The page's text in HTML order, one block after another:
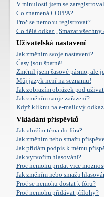
V minulosti jsem se
Co znamená COPPA?
Proč se nemohu registrovat?
Co dělá odkaz „Smazat všechny
Uživatelská nastavení
Jak změním svoje nastavení?
Časy jsou špatně!
Změnil jsem časové pásmo, ale
Můj jazyk není na seznamu!
Jak zobrazím obrázek pod
Jak změním svoje zařazení?
Když kliknu na e-mailový
Vkládání příspěvků
Jak vložím téma do fóra?
Jak změním nebo smažu
Jak přidám podpis k mému
Jak vytvořím hlasování?
Proč nemohu přidat více
Jak změním nebo smažu
Proč se nemohu dostat k fóru?
Proč nemohu přidávat přílohy?